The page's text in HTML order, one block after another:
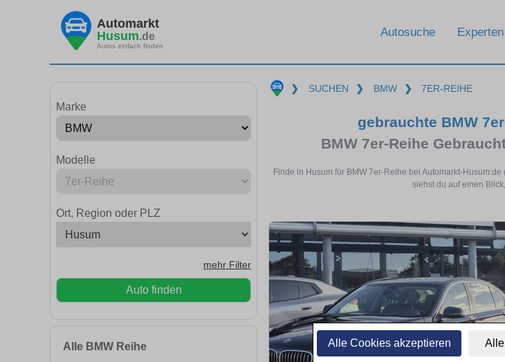
Alle Cookies akzeptieren
Automarkt
Husum.de
Autos einfach finden
Autosuche
Marke
Modelle
Ort, Region oder PLZ
mehr Filter
Auto finden
Alle BMW Reihe
❯ SUCHEN ❯ BMW ❯ 7ER-REIHE
gebrauchte BMW
BMW 7er-Reihe
Finde in Husum für BMW 7er-Reihe bei Automarkt-
siehst du auf einen